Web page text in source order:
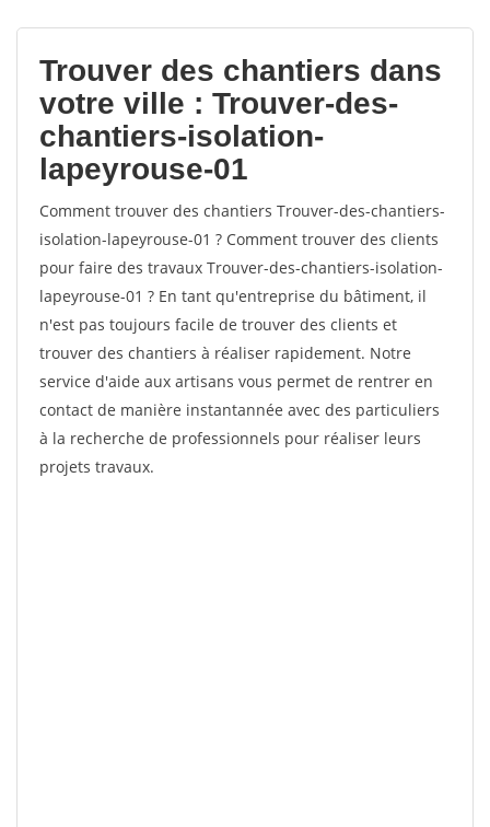
votes
Trouver des chantiers dans
votre ville : Trouver-des-
chantiers-isolation-
lapeyrouse-01
Comment trouver des chantiers Trouver-des-chantiers-
isolation-lapeyrouse-01 ? Comment trouver des clients
pour faire des travaux Trouver-des-chantiers-isolation-
lapeyrouse-01 ? En tant qu'entreprise du bâtiment, il
n'est pas toujours facile de trouver des clients et
trouver des chantiers à réaliser rapidement. Notre
service d'aide aux artisans vous permet de rentrer en
contact de manière instantannée avec des particuliers
à la recherche de professionnels pour réaliser leurs
projets travaux.